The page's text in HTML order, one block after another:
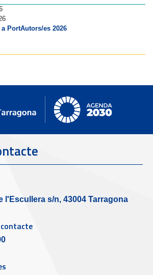
PortAutors/es 2026
l'Escullera s/n, 43004 Tarragona